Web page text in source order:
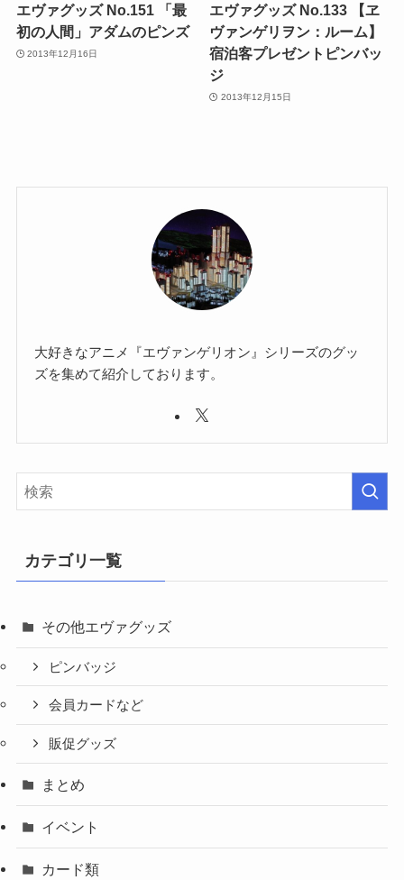
エヴァグッズ No.151 「最
初の人間」アダムのピンズ
2013年12月16日
エヴァグッズ No.133 【ヱ
ヴァンゲリヲン：ルーム】
宿泊客プレゼントピンバッ
ジ
2013年12月15日
大好きなアニメ『エヴァンゲリオン』シリーズのグッ
ズを集めて紹介しております。
カテゴリ一覧
その他エヴァグッズ
ピンバッジ
会員カードなど
販促グッズ
まとめ
イベント
カード類